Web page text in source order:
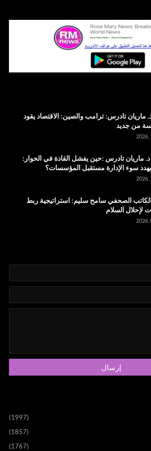
ماريان تادرس: ترامب والصين: الاقتصاد يقود
من جديد
د. ماريان تادرس :حين يفشل القادة في الحوار:
سوء الإدارة مستقبل المؤسسات؟
الصحفي سامح سليم: استراتيجية ربط
لإحلال السلام
(1997)
(1857)
(1767)